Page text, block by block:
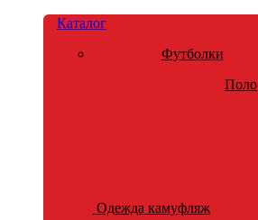
Каталог
Футболки
Поло
Одежда камуфляж